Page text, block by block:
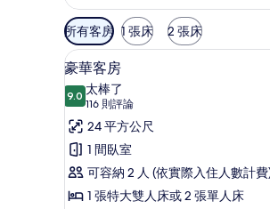
可
用
的
客
房
篩
選
條
件
所有客房 1 張床 2 張床
顯
示
豪
華
客
房
的
豪華
5
豪華客房
9.09.0 分，滿分 10 分
太棒了
116 則評論
(116
則
評
論)
24 平方公尺
1 間臥室
可容納 2 人 (依實際入住人數計
1 張特大雙人床或 2 張單人床